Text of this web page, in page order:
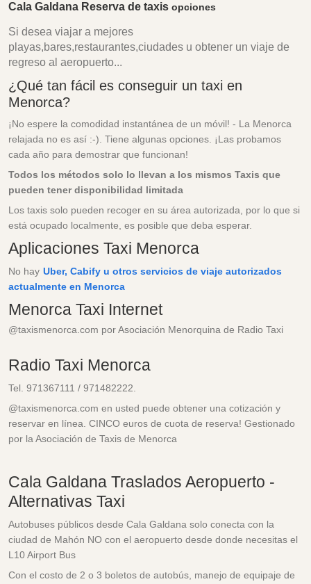
Cala Galdana Reserva de taxis opciones
Si desea viajar a mejores
playas,bares,restaurantes,ciudades u obtener un viaje de
regreso al aeropuerto...
¿Qué tan fácil es conseguir un taxi en
Menorca?
¡No espere la comodidad instantánea de un móvil! - La Menorca
relajada no es así :-). Tiene algunas opciones. ¡Las probamos
cada año para demostrar que funcionan!
Todos los métodos solo lo llevan a los mismos Taxis que
pueden tener disponibilidad limitada
Los taxis solo pueden recoger en su área autorizada, por lo que si
está ocupado localmente, es posible que deba esperar.
Aplicaciones Taxi Menorca
No hay Uber, Cabify u otros servicios de viaje autorizados
actualmente en Menorca
Menorca Taxi Internet
@taxismenorca.com por Asociación Menorquina de Radio Taxi
Radio Taxi Menorca
Tel. 971367111 / 971482222.
@taxismenorca.com en usted puede obtener una cotización y
reservar en línea. CINCO euros de cuota de reserva! Gestionado
por la Asociación de Taxis de Menorca
Cala Galdana Traslados Aeropuerto -
Alternativas Taxi
Autobuses públicos desde Cala Galdana solo conecta con la
ciudad de Mahón NO con el aeropuerto desde donde necesitas el
L10 Airport Bus
Con el costo de 2 o 3 boletos de autobús, manejo de equipaje de